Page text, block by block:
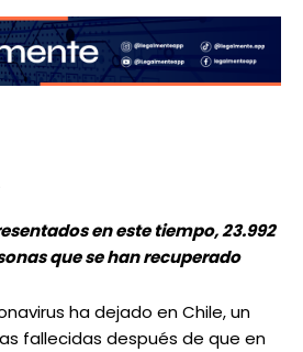
en este tiempo, 23.992
que se han recuperado
ha dejado en Chile, un
fallecidas después de que en